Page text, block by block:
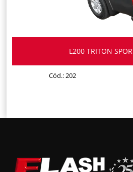
L200 TRITON
Cód.: 202